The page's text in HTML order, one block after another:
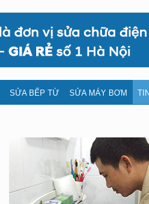
SỬA BẾP TỪ SỬA MÁY BƠM